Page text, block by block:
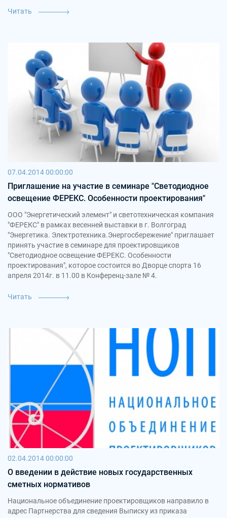
Читать
07.04.2014 00:00:00
Приглашение на участие в семинаре "Светодиодное
освещение ФЕРЕКС. Особенности проектирования"
ООО "Энергетический элемент" и светотехническая компания
"ФЕРЕКС" в рамках весенней выставки в г. Волгоград
"Энергетика. Электротехника.Энергосбережение" приглашает
принять участие в семинаре для проектировщиков
"Светодиодное освещение ФЕРЕКС. Особенности
проектирования", которое состоится во Дворце спорта 16
апреля 2014г. в 11.00 в Конференц-зале № 4.
Читать
02.04.2014 00:00:00
О введении в действие новых государственных
сметных нормативов
Национальное объединение проектировщиков направило в
адрес Партнерства для сведения Выписку из приказа